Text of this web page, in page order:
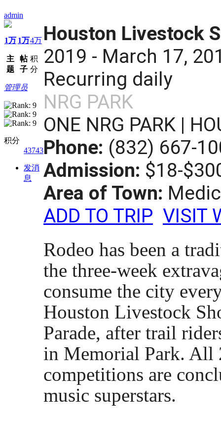
admin
1万
主
题
1万
帖
子
4万
积
分
管理员
积分
43743
发消
息
Houston Livestock
2019 - March 17,
Recurring daily
NRG PARK
ONE NRG PARK |
Phone: (832) 667-
Admission: $18-
Area of Town:
ADD TO TRIP VISIT
Rodeo has been a
the three-week
consume the city
Houston Livestock
Parade, after trail
in Memorial Park. All
competitions are
music superstars.